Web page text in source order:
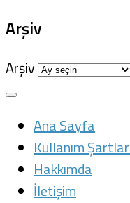
Arşiv
Arşiv
Ana Sayfa
Kullanım
Hakkımda
İletişim